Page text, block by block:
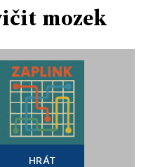
mozek
HRÁT